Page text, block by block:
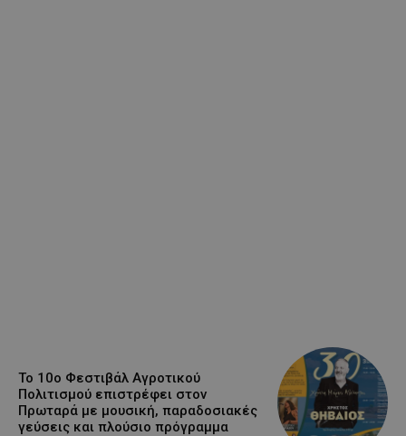
Το 10ο Φεστιβάλ Αγροτικού
Πολιτισμού επιστρέφει στον
Πρωταρά με μουσική, παραδοσιακές
γεύσεις και πλούσιο πρόγραμμα